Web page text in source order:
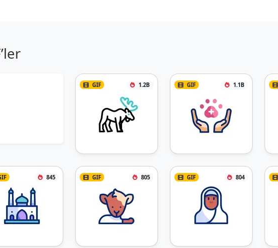
GIF 1.2B GIF 1.1B
845 GIF 805 GIF 804